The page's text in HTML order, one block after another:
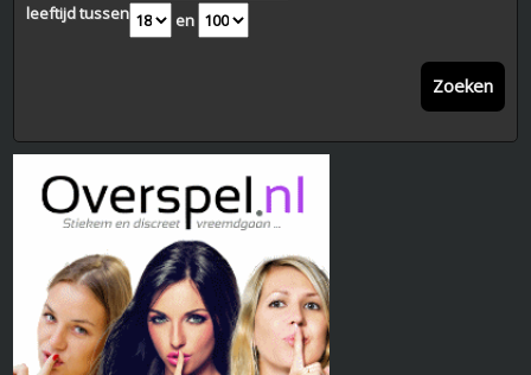
leeftijd tussen
en
Zoeken